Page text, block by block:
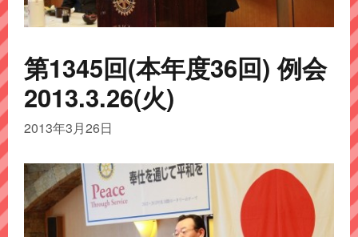
第1345回(本年度36回) 例会
2013.3.26(火)
2013年3月26日